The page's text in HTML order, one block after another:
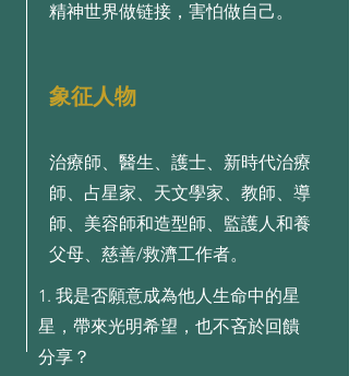
精神世界做链接，害怕做自己。
象征人物
治療師、醫生、護士、新時代治療
師、占星家、天文學家、教師、導
師、美容師和造型師、監護人和養
父母、慈善/救濟工作者。
1. 我是否願意成為他⼈⽣命中的星
星，帶來光明希望，也不吝於回饋
分享？